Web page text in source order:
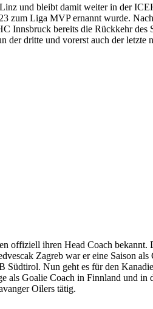
und bleibt damit weiter in der
zum Liga MVP ernannt wurde.
Innsbruck bereits die Rückkehr
dritte und vorerst auch der letzte
offiziell ihren Head Coach
Zagreb war er eine Saison
Nun geht es für den
als Goalie Coach in Finnland
Oilers tätig.